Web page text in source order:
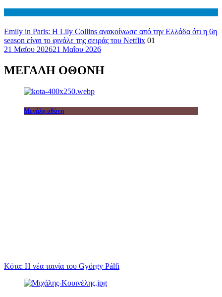
Emily in Paris: Η Lily Collins ανακοίνωσε από την Ελλάδα ότι η 6η
season είναι το φινάλε της σειράς του Netflix 01
21 Μαΐου 202621 Μαΐου 2026
ΜΕΓΑΛΗ ΟΘΟΝΗ
Μεγάλη οθόνη
Κότα: Η νέα ταινία του György Pálfi